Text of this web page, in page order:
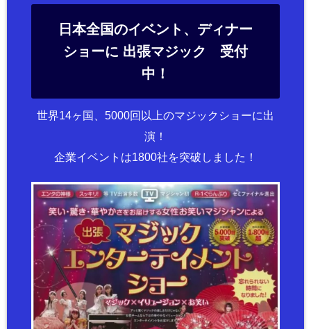
日本全国のイベント、ディナー
ショーに 出張マジック 受付
中！
世界14ヶ国、5000回以上のマジックショーに出
演！
企業イベントは1800社を突破しました！